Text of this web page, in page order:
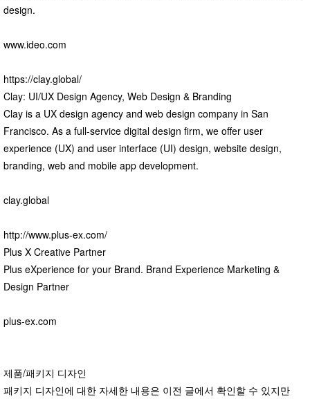
design.
www.ideo.com
https://clay.global/
Clay: UI/UX Design Agency, Web Design & Branding
Clay is a UX design agency and web design company in San
Francisco. As a full-service digital design firm, we offer user
experience (UX) and user interface (UI) design, website design,
branding, web and mobile app development.
clay.global
http://www.plus-ex.com/
Plus X Creative Partner
Plus eXperience for your Brand. Brand Experience Marketing &
Design Partner
plus-ex.com
제품/패키지 디자인
패키지 디자인에 대한 자세한 내용은 이전 글에서 확인할 수 있지만